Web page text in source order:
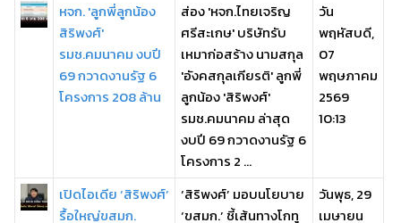
หจก. 'ลูกพี่ลูกน้อง
สิริพงศ์'
รมช.คมนาคม งบปี
69 กวาดงานรัฐ 6
โครงการ 208 ล้าน
ส่อง 'หจก.ไทยเจริญ
ศรีสะเกษ' บริษัทรับ
เหมาก่อสร้าง นามสกุล
'อังคสกุลเกียรติ' ลูกพี่
ลูกน้อง 'สิริพงศ์'
รมช.คมนาคม ล่าสุด
งบปี 69 กวาดงานรัฐ 6
โครงการ 2 ...
วัน
พฤหัสบดี,
07
พฤษภาคม
2569
10:13
เปิดไอเดีย ‘สิริพงศ์’
รื้อใหญ่ขสมก.
‘สิริพงศ์’ มอบนโยบาย
‘ขสมก.’ ชี้เส้นทางโกทู
วันพุธ, 29
เมษายน